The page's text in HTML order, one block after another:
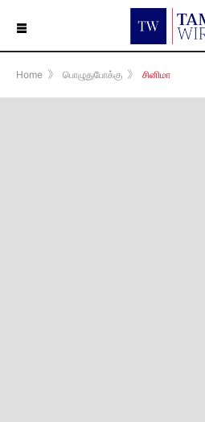
☰
Home 》 பொழுதுபோக்கு 》 சினிமா